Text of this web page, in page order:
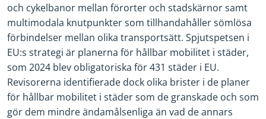
och cykelbanor mellan förorter och stadskärnor samt
multimodala knutpunkter som tillhandahåller sömlösa
förbindelser mellan olika transportsätt. Spjutspetsen i
EU:s strategi är planerna för hållbar mobilitet i städer,
som 2024 blev obligatoriska för 431 städer i EU.
Revisorerna identifierade dock olika brister i de planer
för hållbar mobilitet i städer som de granskade och som
gör dem mindre ändamålsenliga än vad de annars